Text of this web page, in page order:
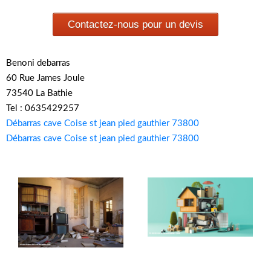
Contactez-nous pour un devis
Benoni debarras
60 Rue James Joule
73540 La Bathie
Tel : 0635429257
Débarras cave Coise st jean pied gauthier 73800
Débarras cave Coise st jean pied gauthier 73800